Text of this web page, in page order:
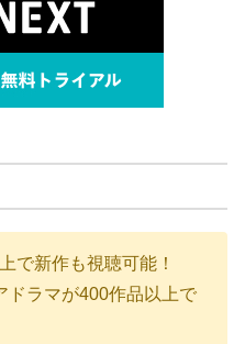
で新作も視聴可能！
ドラマが400作品以上で